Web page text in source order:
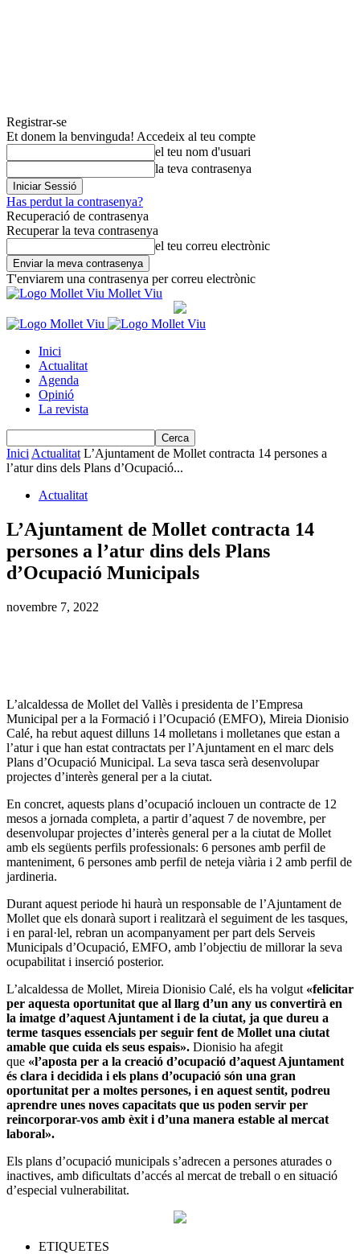
Registrar-se
Et donem la benvinguda! Accedeix al teu compte
el teu nom d'usuari
la teva contrasenya
Has perdut la contrasenya?
Recuperació de contrasenya
Recuperar la teva contrasenya
el teu correu electrònic
T'enviarem una contrasenya per correu electrònic
Mollet Viu
Inici
Actualitat
Agenda
Opinió
La revista
Inici Actualitat L’Ajuntament de Mollet contracta 14 persones a
l’atur dins dels Plans d’Ocupació...
Actualitat
L’Ajuntament de Mollet contracta 14
persones a l’atur dins dels Plans
d’Ocupació Municipals
novembre 7, 2022
L’alcaldessa de Mollet del Vallès i presidenta de l’Empresa
Municipal per a la Formació i l’Ocupació (EMFO), Mireia Dionisio
Calé, ha rebut aquest dilluns 14 molletans i molletanes que estan a
l’atur i que han estat contractats per l’Ajuntament en el marc dels
Plans d’Ocupació Municipal. La seva tasca serà desenvolupar
projectes d’interès general per a la ciutat.
En concret, aquests plans d’ocupació inclouen un contracte de 12
mesos a jornada completa, a partir d’aquest 7 de novembre, per
desenvolupar projectes d’interès general per a la ciutat de Mollet
amb els següents perfils professionals: 6 persones amb perfil de
manteniment, 6 persones amb perfil de neteja viària i 2 amb perfil de
jardineria.
Durant aquest periode hi haurà un responsable de l’Ajuntament de
Mollet que els donarà suport i realitzarà el seguiment de les tasques,
i en paral·lel, rebran un acompanyament per part dels Serveis
Municipals d’Ocupació, EMFO, amb l’objectiu de millorar la seva
ocupabilitat i inserció posterior.
L’alcaldessa de Mollet, Mireia Dionisio Calé, els ha volgut «felicitar
per aquesta oportunitat que al llarg d’un any us convertirà en
la imatge d’aquest Ajuntament i de la ciutat, ja que dureu a
terme tasques essencials per seguir fent de Mollet una ciutat
amable que cuida els seus espais». Dionisio ha afegit
que «l’aposta per a la creació d’ocupació d’aquest Ajuntament
és clara i decidida i els plans d’ocupació són una gran
oportunitat per a moltes persones, i en aquest sentit, podreu
aprendre unes noves capacitats que us poden servir per
reincorporar-vos amb èxit i d’una manera estable al mercat
laboral».
Els plans d’ocupació municipals s’adrecen a persones aturades o
inactives, amb dificultats d’accés al mercat de treball o en situació
d’especial vulnerabilitat.
ETIQUETES